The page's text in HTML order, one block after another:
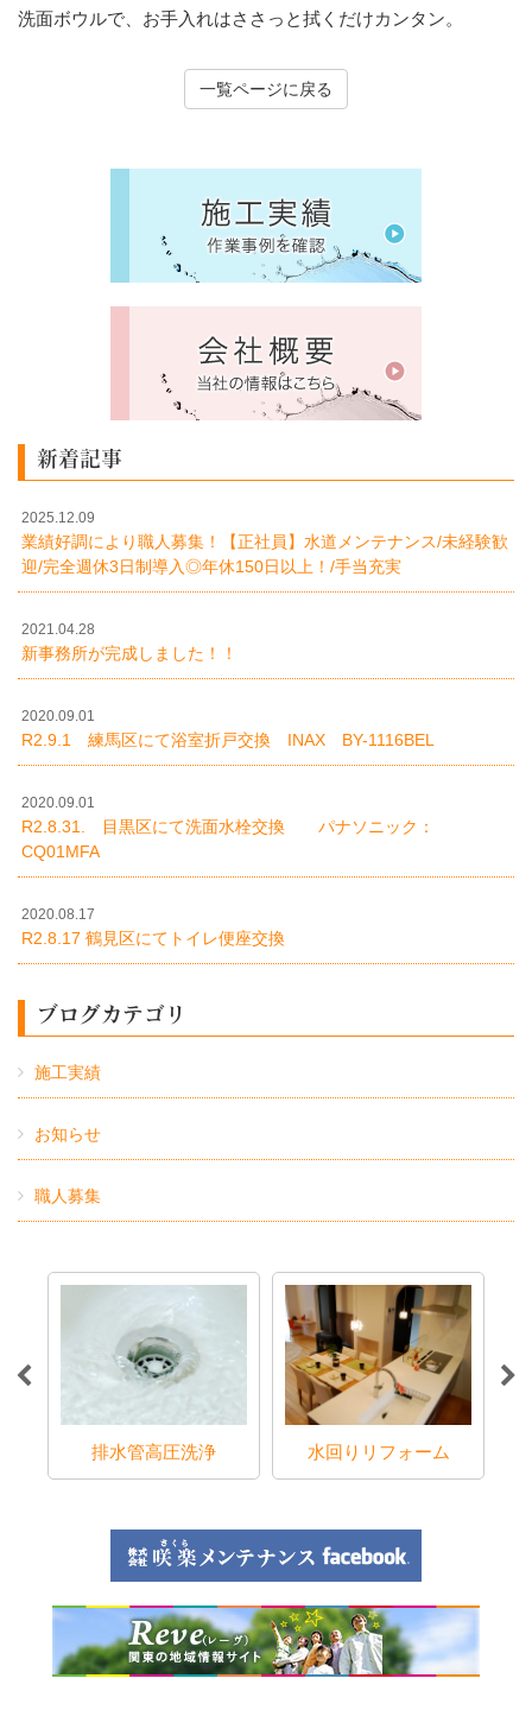
洗面ボウルで、お手入れはささっと拭くだけカンタン。
一覧ページに戻る
新着記事
2025.12.09
業績好調により職人募集！【正社員】水道メンテナンス/未経験歓
迎/完全週休3日制導入◎年休150日以上！/手当充実
2021.04.28
新事務所が完成しました！！
2020.09.01
R2.9.1 練馬区にて浴室折戸交換 INAX BY-1116BEL
2020.09.01
R2.8.31. 目黒区にて洗面水栓交換 パナソニック：
CQ01MFA
2020.08.17
R2.8.17 鶴見区にてトイレ便座交換
ブログカテゴリ
施工実績
お知らせ
職人募集
排水管高圧洗浄 水回りリフォーム